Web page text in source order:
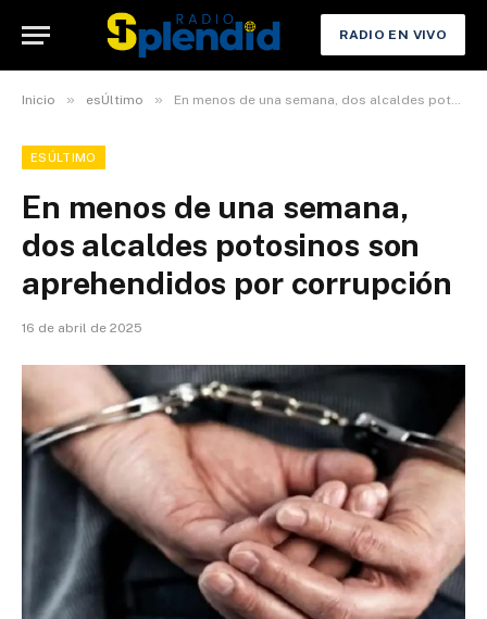
RADIO EN VIVO
Inicio » esÚltimo » En menos de una semana, dos alcaldes potosinos son aprehendidos por corrupción
ESÚLTIMO
En menos de una semana,
dos alcaldes potosinos son
aprehendidos por corrupción
16 de abril de 2025